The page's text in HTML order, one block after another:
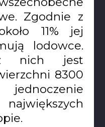
Zgodnie z
11% jej
lodowce.
z nich jest
8300